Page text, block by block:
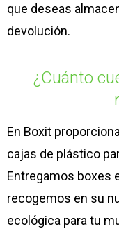
que deseas
devolución.
¿Cuánto
En Boxit
cajas de plástico
Entregamos boxes
recogemos en su
ecológica para tu